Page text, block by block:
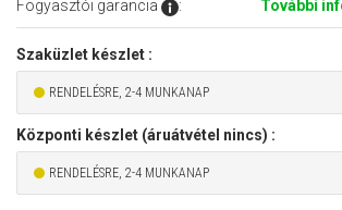
Fogyasztói garancia
: További
Szaküzlet készlet :
RENDELÉSRE, 2-4 MUNKANAP
Központi készlet (áruátvétel nincs) :
RENDELÉSRE, 2-4 MUNKANAP